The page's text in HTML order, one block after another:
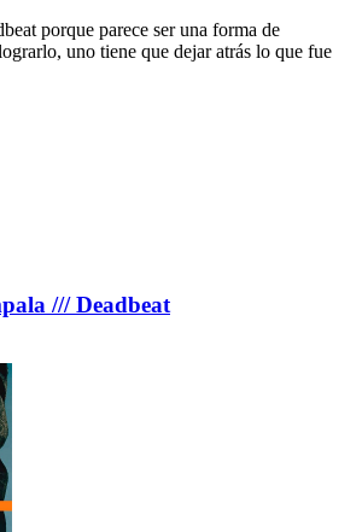
porque parece ser una forma de
uno tiene que dejar atrás lo que fue
/// Deadbeat